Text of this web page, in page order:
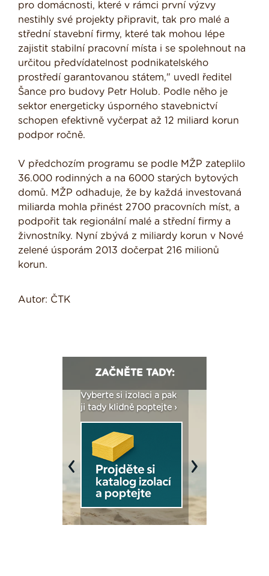
pro domácnosti, které v rámci první výzvy
nestihly své projekty připravit, tak pro malé a
střední stavební firmy, které tak mohou lépe
zajistit stabilní pracovní místa i se spolehnout na
určitou předvídatelnost podnikatelského
prostředí garantovanou státem," uvedl ředitel
Šance pro budovy Petr Holub. Podle něho je
sektor energeticky úsporného stavebnictví
schopen efektivně vyčerpat až 12 miliard korun
podpor ročně.
V předchozím programu se podle MŽP zateplilo
36.000 rodinných a na 6000 starých bytových
domů. MŽP odhaduje, že by každá investovaná
miliarda mohla přinést 2700 pracovních míst, a
podpořit tak regionální malé a střední firmy a
živnostníky. Nyní zbývá z miliardy korun v Nové
zelené úsporám 2013 dočerpat 216 milionů
korun.
Autor: ČTK
ZAČNĚTE TADY:
Vyberte si izolaci a pak
ji tady klidně poptejte ›
Previous Next